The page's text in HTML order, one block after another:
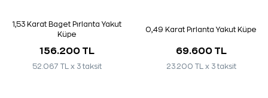
1,53 Karat Baget Pırlanta Yakut
Küpe
156.200 TL
52.067 TL x 3 taksit
0,49 Karat Pırlanta Yakut Küpe
69.600 TL
23.200 TL x 3 taksit